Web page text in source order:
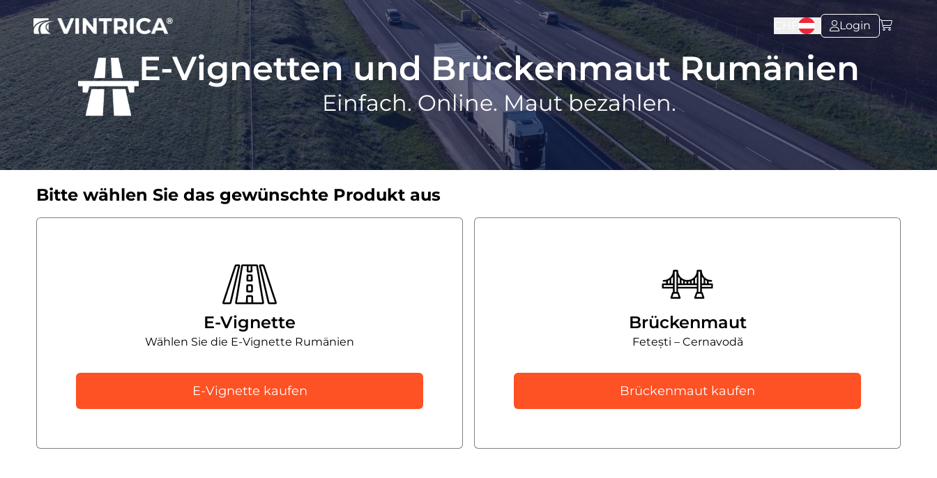
Login
E-Vignetten und Brückenmaut Rumänien
Einfach. Online. Maut bezahlen.
Bitte wählen Sie das gewünschte Produkt aus
E-Vignette
Wählen Sie die E-Vignette Rumänien
E-Vignette kaufen
Brückenmaut
Fetești – Cernavodă
Brückenmaut kaufen